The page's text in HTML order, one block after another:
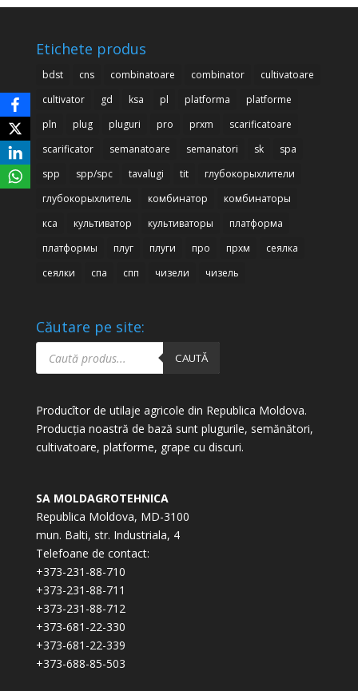
Etichete produs
bdst cns combinatoare combinator
cultivatoare
cultivator
gd ksa pl platforma
platforme
pln
plug pluguri pro prxm
scarificatoare
scarificator
semanatoare semanatori sk
spa
spp
spp/spc tavalugi tit
глубокорыхлители
глубокорыхлитель
комбинатор
комбинаторы
кса
культиватор культиваторы
платформа
платформы
плуг плуги про прхм
сеялка
сеялки
спа спп чизели чизель
Căutare pe site:
Products
search CAUTĂ
Producîtor de utilaje agricole din Republica Moldova.
Producția noastră de bază sunt plugurile, semănători,
cultivatoare, platforme, grape cu discuri.
SA MOLDAGROTEHNICA
Republica Moldova, MD-3100
mun. Balti, str. Industriala, 4
Telefoane de contact:
+373-231-88-710
+373-231-88-711
+373-231-88-712
+373-681-22-330
+373-681-22-339
+373-688-85-503